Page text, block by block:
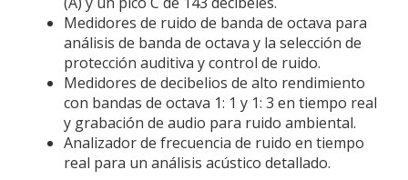
Medidores de ruido de banda de octava para
análisis de banda de octava y la selección de
protección auditiva y control de ruido.
Medidores de decibelios de alto rendimiento
con bandas de octava 1: 1 y 1: 3 en tiempo real
y grabación de audio para ruido ambiental.
Analizador de frecuencia de ruido en tiempo
real para un análisis acústico detallado.